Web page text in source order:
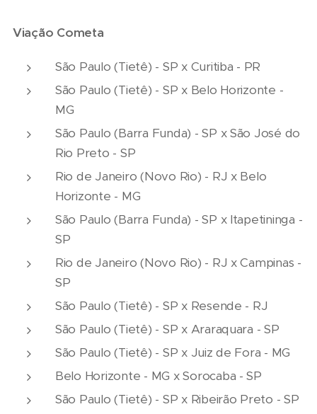
Viação Cometa
São Paulo (Tietê) - SP x Curitiba - PR
São Paulo (Tietê) - SP x Belo Horizonte -
MG
São Paulo (Barra Funda) - SP x São José do
Rio Preto - SP
Rio de Janeiro (Novo Rio) - RJ x Belo
Horizonte - MG
São Paulo (Barra Funda) - SP x Itapetininga -
SP
Rio de Janeiro (Novo Rio) - RJ x Campinas -
SP
São Paulo (Tietê) - SP x Resende - RJ
São Paulo (Tietê) - SP x Araraquara - SP
São Paulo (Tietê) - SP x Juiz de Fora - MG
Belo Horizonte - MG x Sorocaba - SP
São Paulo (Tietê) - SP x Ribeirão Preto - SP